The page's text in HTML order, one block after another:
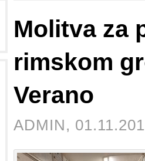
Molitva za
rimskom
Verano
ADMIN,